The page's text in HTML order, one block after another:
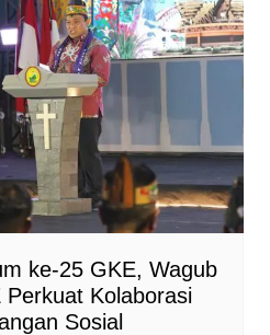
ke-25 GKE, Wagub
Perkuat Kolaborasi
Sosial